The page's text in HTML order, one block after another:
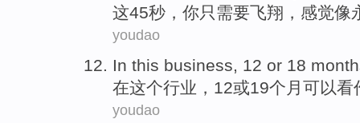
这45秒 ， 你只需要飞翔 ， 感觉像
youdao
In this business, 12 or 18
在这个行业 ， 12或19个月 可以看
youdao